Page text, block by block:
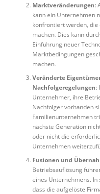
Marktveränderungen:
kann ein Unternehmen
konfrontiert werden,
machen. Dies kann
Einführung neuer
Marktbedingungen
machen.
Veränderte
Nachfolgeregelungen:
Unternehmer, ihre
Nachfolger vorhanden
Familienunternehmen
nächste Generation
oder nicht die
Unternehmen
Fusionen und
Betriebsauflösung
eines Unternehmens. In
dass die aufgelöste